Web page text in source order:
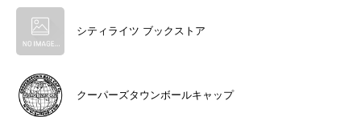
シティライツ ブックストア
クーパーズタウンボールキャップ